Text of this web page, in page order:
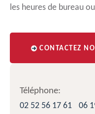
les heures de bureau
CONTACTEZ
Téléphone:
02 52 56 17 61
06